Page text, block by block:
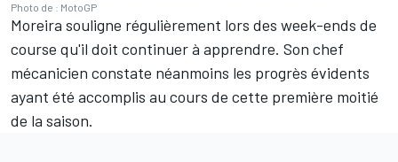
Photo de : MotoGP
Moreira souligne régulièrement lors des week-ends de
course qu'il doit continuer à apprendre. Son chef
mécanicien constate néanmoins les progrès évidents
ayant été accomplis au cours de cette première moitié
de la saison.